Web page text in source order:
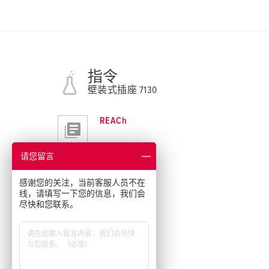
指令
壁装式插座 7130
REACh
请您留言
感谢您的关注，当前客服人员不在
线，请填写一下您的信息，我们会
尽快和您联系。